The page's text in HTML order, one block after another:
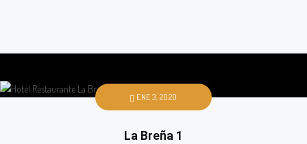
ENE 3, 2020
La Breña 1